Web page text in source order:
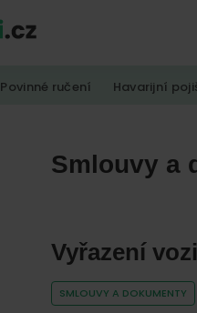
Povinné ručení Havarijní
Smlouvy a
Vyřazení
SMLOUVY A DOKUMENTY